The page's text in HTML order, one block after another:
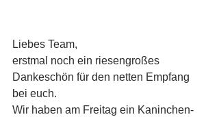
Liebes Team,
erstmal noch ein riesengroßes
Dankeschön für den netten Empfang
bei euch.
Wir haben am Freitag ein Kaninchen-